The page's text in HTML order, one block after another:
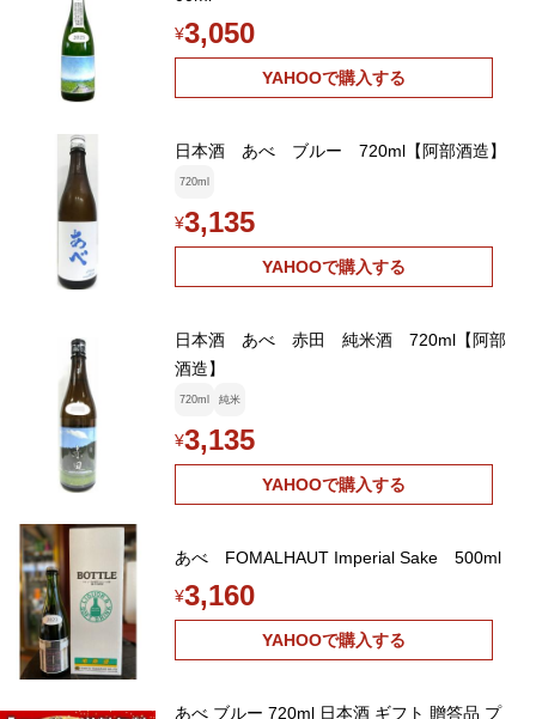
¥3,050
YAHOOで購入する
日本酒 あべ ブルー 720ml【阿部酒造】
720ml
¥3,135
YAHOOで購入する
日本酒 あべ 赤田 純米酒 720ml【阿部
酒造】
720ml 純米
¥3,135
YAHOOで購入する
あべ FOMALHAUT Imperial Sake 500ml
¥3,160
YAHOOで購入する
あべ ブルー 720ml 日本酒 ギフト 贈答品 プ